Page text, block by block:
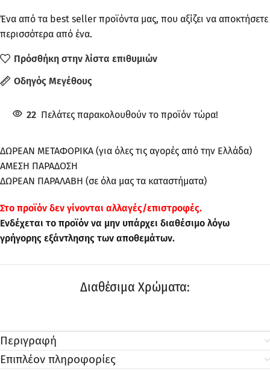
Ένα από τα best seller προϊόντα μας, που αξίζει να αποκτήσετε
περισσότερα από ένα.
Πρόσθήκη στην λίστα επιθυμιών
Οδηγός Μεγέθους
22 Πελάτες παρακολουθούν το προϊόν τώρα!
ΔΩΡΕΑΝ ΜΕΤΑΦΟΡΙΚΑ (για όλες τις αγορές από την Ελλάδα)
ΑΜΕΣΗ ΠΑΡΑΔΟΣΗ
ΔΩΡΕΑΝ ΠΑΡΑΛΑΒΗ (σε όλα μας τα καταστήματα)
Στo προϊόν δεν γίνονται αλλαγές/επιστροφές.
Ενδέχεται το προϊόν να μην υπάρχει διαθέσιμο λόγω
γρήγορης εξάντλησης των αποθεμάτων.
Διαθέσιμα Χρώματα:
Περιγραφή
Επιπλέον πληροφορίες